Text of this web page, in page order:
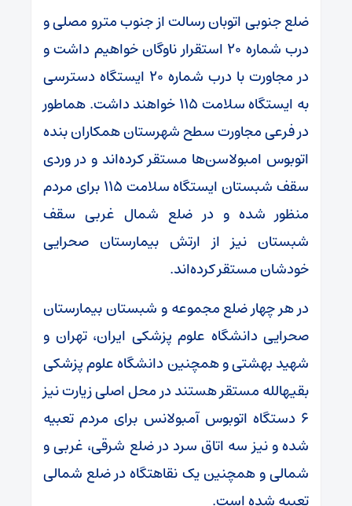
ضلع جنوبی اتوبان رسالت از جنوب مترو مصلی و
درب شماره ۲۰ استقرار ناوگان خواهیم داشت و
در مجاورت با درب شماره ۲۰ ایستگاه دسترسی
به ایستگاه سلامت ۱۱۵ خواهند داشت. هماطور
در فرعی مجاورت سطح شهرستان همکاران بنده
اتوبوس امبولاسن‌ها مستقر کرده‌اند و در وردی
سقف شبستان ایستگاه سلامت ۱۱۵ برای مردم
منظور شده و در ضلع شمال غربی سقف
شبستان نیز از ارتش بیمارستان صحرایی
خودشان مستقر کرده‌اند.
در هر چهار ضلع مجموعه و شبستان بیمارستان
صحرایی دانشگاه علوم پزشکی ایران، تهران و
شهید بهشتی و همچنین دانشگاه علوم پزشکی
بقیهالله مستقر هستند در محل اصلی زیارت نیز
۶ دستگاه اتوبوس آمبولانس برای مردم تعبیه
شده و نیز سه اتاق سرد در ضلع شرقی، غربی و
شمالی و همچنین یک نقاهتگاه در ضلع شمالی